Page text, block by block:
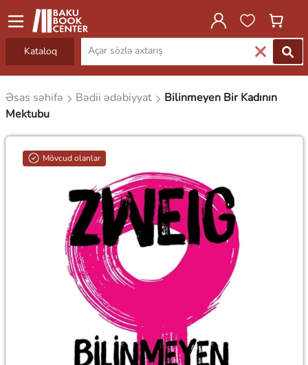
Kataloq
Əsas səhifə Bədii ədəbiyyat
Bilinmeyen Bir Kadının
Mektubu
Mövcud olanlar